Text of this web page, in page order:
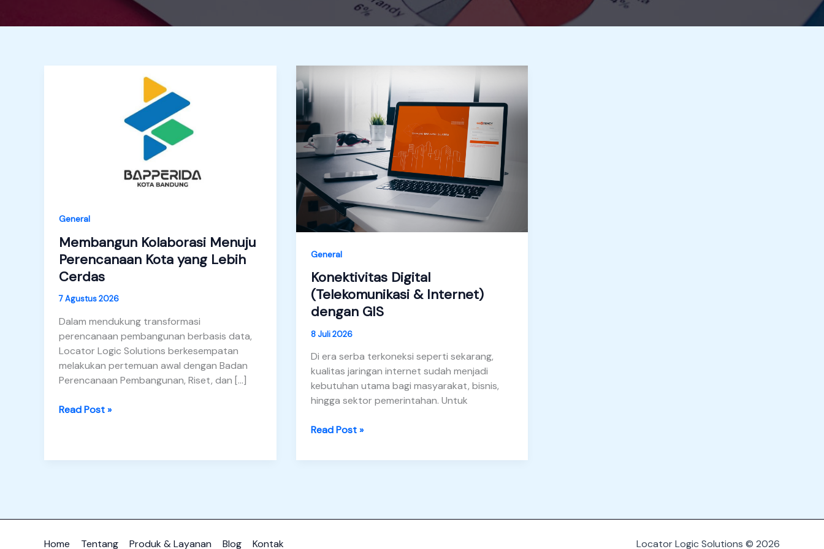
General
Membangun Kolaborasi Menuju
Perencanaan Kota yang Lebih
Cerdas
7 Agustus 2026
Dalam mendukung transformasi
perencanaan pembangunan berbasis data,
Locator Logic Solutions berkesempatan
melakukan pertemuan awal dengan Badan
Perencanaan Pembangunan, Riset, dan […]
Membangun
Read Post »
General
Konektivitas Digital
(Telekomunikasi & Internet)
dengan GIS
8 Juli 2026
Di era serba terkoneksi seperti sekarang,
kualitas jaringan internet sudah menjadi
kebutuhan utama bagi masyarakat, bisnis,
hingga sektor pemerintahan. Untuk
Konektivitas
(Telekomunikasi
GIS
Read Post »
Home Tentang Produk & Layanan Blog Kontak Locator Logic Solutions © 2026